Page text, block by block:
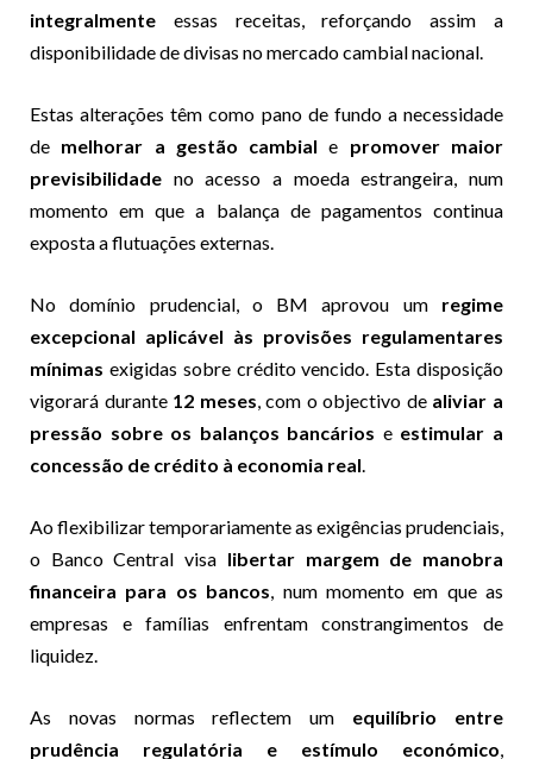
integralmente essas receitas, reforçando assim a
disponibilidade de divisas no mercado cambial nacional.
Estas alterações têm como pano de fundo a necessidade
de melhorar a gestão cambial e promover maior
previsibilidade no acesso a moeda estrangeira, num
momento em que a balança de pagamentos continua
exposta a flutuações externas.
No domínio prudencial, o BM aprovou um regime
excepcional aplicável às provisões regulamentares
mínimas exigidas sobre crédito vencido. Esta disposição
vigorará durante 12 meses, com o objectivo de aliviar a
pressão sobre os balanços bancários e estimular a
concessão de crédito à economia real.
Ao flexibilizar temporariamente as exigências prudenciais,
o Banco Central visa libertar margem de manobra
financeira para os bancos, num momento em que as
empresas e famílias enfrentam constrangimentos de
liquidez.
As novas normas reflectem um equilíbrio entre
prudência regulatória e estímulo económico,